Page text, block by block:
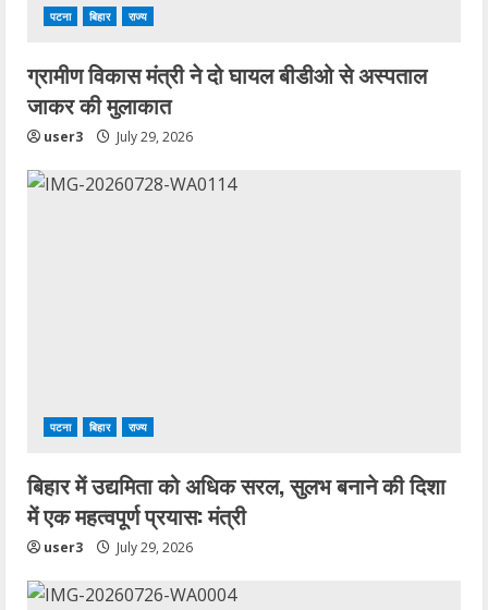
पटना बिहार राज्य
ग्रामीण विकास मंत्री ने दो घायल बीडीओ से अस्पताल
जाकर की मुलाकात
user3 July 29, 2026
पटना बिहार राज्य
बिहार में उद्यमिता को अधिक सरल, सुलभ बनाने की दिशा
में एक महत्वपूर्ण प्रयास: मंत्री
user3 July 29, 2026